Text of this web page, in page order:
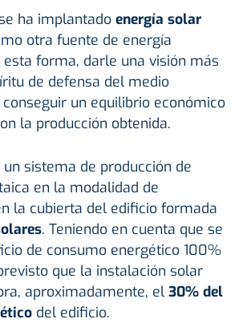
ha implantado energía solar
otra fuente de energía
esta forma, darle una visión más
de defensa del medio
un equilibrio económico
la producción obtenida.
sistema de producción de
en la modalidad de
la cubierta del edificio formada
. Teniendo en cuenta que se
de consumo energético 100%
que la instalación solar
aproximadamente, el 30% del
del edificio.